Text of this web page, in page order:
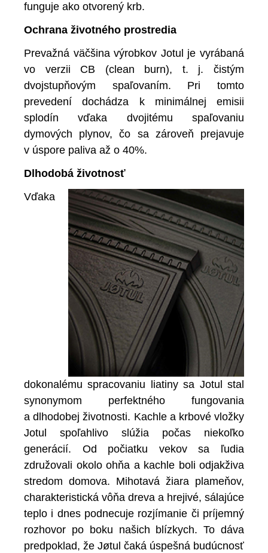
funguje ako otvorený krb.
Ochrana životného prostredia
Prevažná väčšina výrobkov Jotul je vyrábaná
vo verzii CB (clean burn), t. j. čistým
dvojstupňovým spaľovaním. Pri tomto
prevedení dochádza k minimálnej emisii
splodín vďaka dvojitému spaľovaniu
dymových plynov, čo sa zároveň prejavuje
v úspore paliva až o 40%.
Dlhodobá životnosť
Vďaka
dokonalému spracovaniu liatiny sa Jotul stal
synonymom perfektného fungovania
a dlhodobej životnosti. Kachle a krbové vložky
Jotul spoľahlivo slúžia počas niekoľko
generácií. Od počiatku vekov sa ľudia
združovali okolo ohňa a kachle boli odjakživa
stredom domova. Mihotavá žiara plameňov,
charakteristická vôňa dreva a hrejivé, sálajúce
teplo i dnes podnecuje rozjímanie či príjemný
rozhovor po boku našich blízkych. To dáva
predpoklad, že Jøtul čaká úspešná budúcnosť